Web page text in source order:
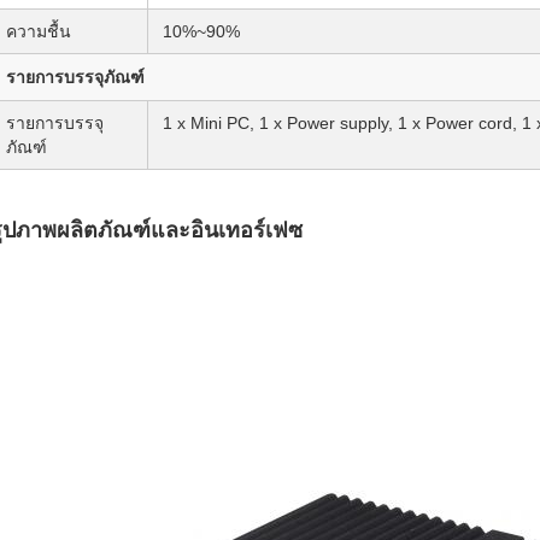
ความชื้น 10%~90%
รายการบรรจุภัณฑ์
รายการบรรจุ
ภัณฑ์
1 x Mini PC, 1 x Power supply, 1 x Power cord, 1
ภาพผลิตภัณฑ์และอินเทอร์เฟซ